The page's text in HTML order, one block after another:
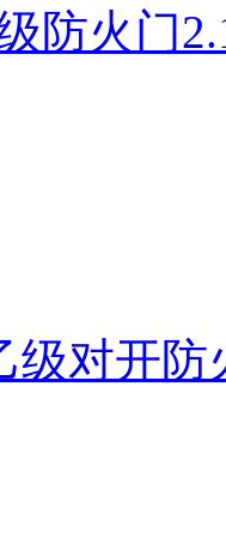
防火门
级对开防